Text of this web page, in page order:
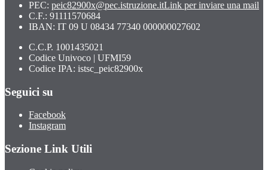
PEC: peic82900x@pec.istruzione.itLink per inviare una mail
C.F.: 91111570684
IBAN: IT 09 U 08434 77340 000000027602
C.C.P. 1001435021
Codice Univoco | UFMI59
Codice IPA: istsc_peic82900x
Seguici su
Facebook
Instagram
Sezione Link Utili